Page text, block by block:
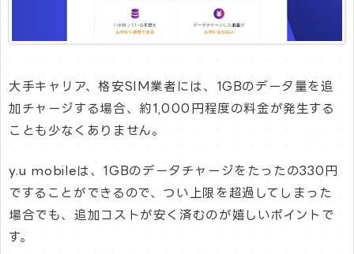
大手キャリア、格安SIM業者には、1GBのデータ量を追
加チャージする場合、約1,000円程度の料金が発生する
ことも少なくありません。
y.u mobileは、1GBのデータチャージをたったの330円
ですることができるので、つい上限を超過してしまった
場合でも、追加コストが安く済むのが嬉しいポイントで
す。